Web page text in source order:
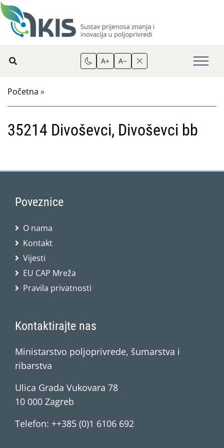
A+ A−
Početna »
35214 Divoševci, Divoševci bb
Poveznice
O nama
Kontakt
Vijesti
EU CAP Mreža
Pravila privatnosti
Kontaktirajte nas
Ministarstvo poljoprivrede, šumarstva i
ribarstva
Ulica Grada Vukovara 78
10 000 Zagreb
Telefon: ++385 (0)1 6106 692